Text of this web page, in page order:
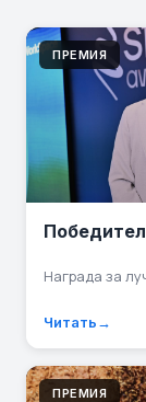
ПРЕМИЯ
Награда за
Читать
ПРЕМИЯ